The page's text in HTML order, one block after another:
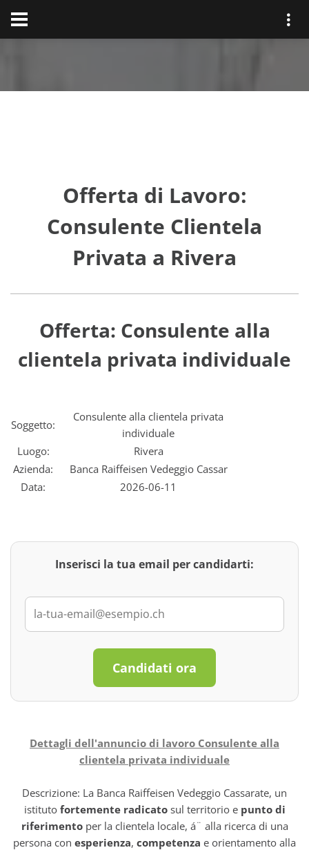
Offerta di Lavoro:
Consulente Clientela
Privata a Rivera
Offerta: Consulente alla
clientela privata individuale
Soggetto:
Consulente alla clientela privata
individuale
Luogo:
Rivera
Azienda:
Banca Raiffeisen Vedeggio Cassar
Data:
2026-06-11
Inserisci la tua email per candidarti:
Candidati ora
Dettagli dell'annuncio di lavoro Consulente alla
clientela privata individuale
Descrizione: La Banca Raiffeisen Vedeggio Cassarate, un
istituto fortemente radicatosul territorio e punto di
riferimentoper la clientela locale, á¨ alla ricerca di una
persona con esperienza, competenza e orientamento alla